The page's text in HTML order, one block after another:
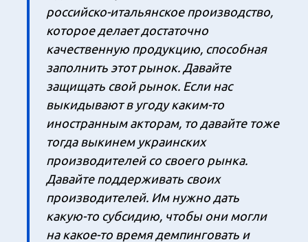
российско-итальянское производство,
которое делает достаточно
качественную продукцию, способная
заполнить этот рынок. Давайте
защищать свой рынок. Если нас
выкидывают в угоду каким-то
иностранным акторам, то давайте тоже
тогда выкинем украинских
производителей со своего рынка.
Давайте поддерживать своих
производителей. Им нужно дать
какую-то субсидию, чтобы они могли
на какое-то время демпинговать и